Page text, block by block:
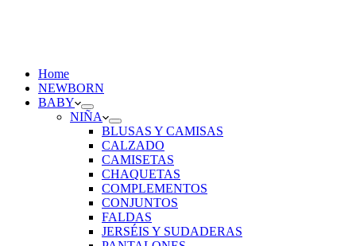
Home
NEWBORN
BABY
NIÑA
BLUSAS Y CAMISAS
CALZADO
CAMISETAS
CHAQUETAS
COMPLEMENTOS
CONJUNTOS
FALDAS
JERSÉIS Y SUDADERAS